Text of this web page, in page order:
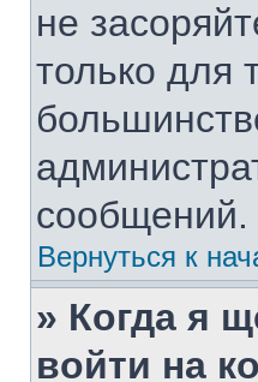
не
только для
сообщений.
Вернуться к
» Когда я
войти на